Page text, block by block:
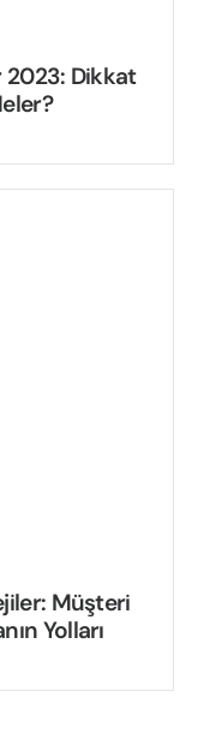
2023: Dikkat
Müşteri
Yolları